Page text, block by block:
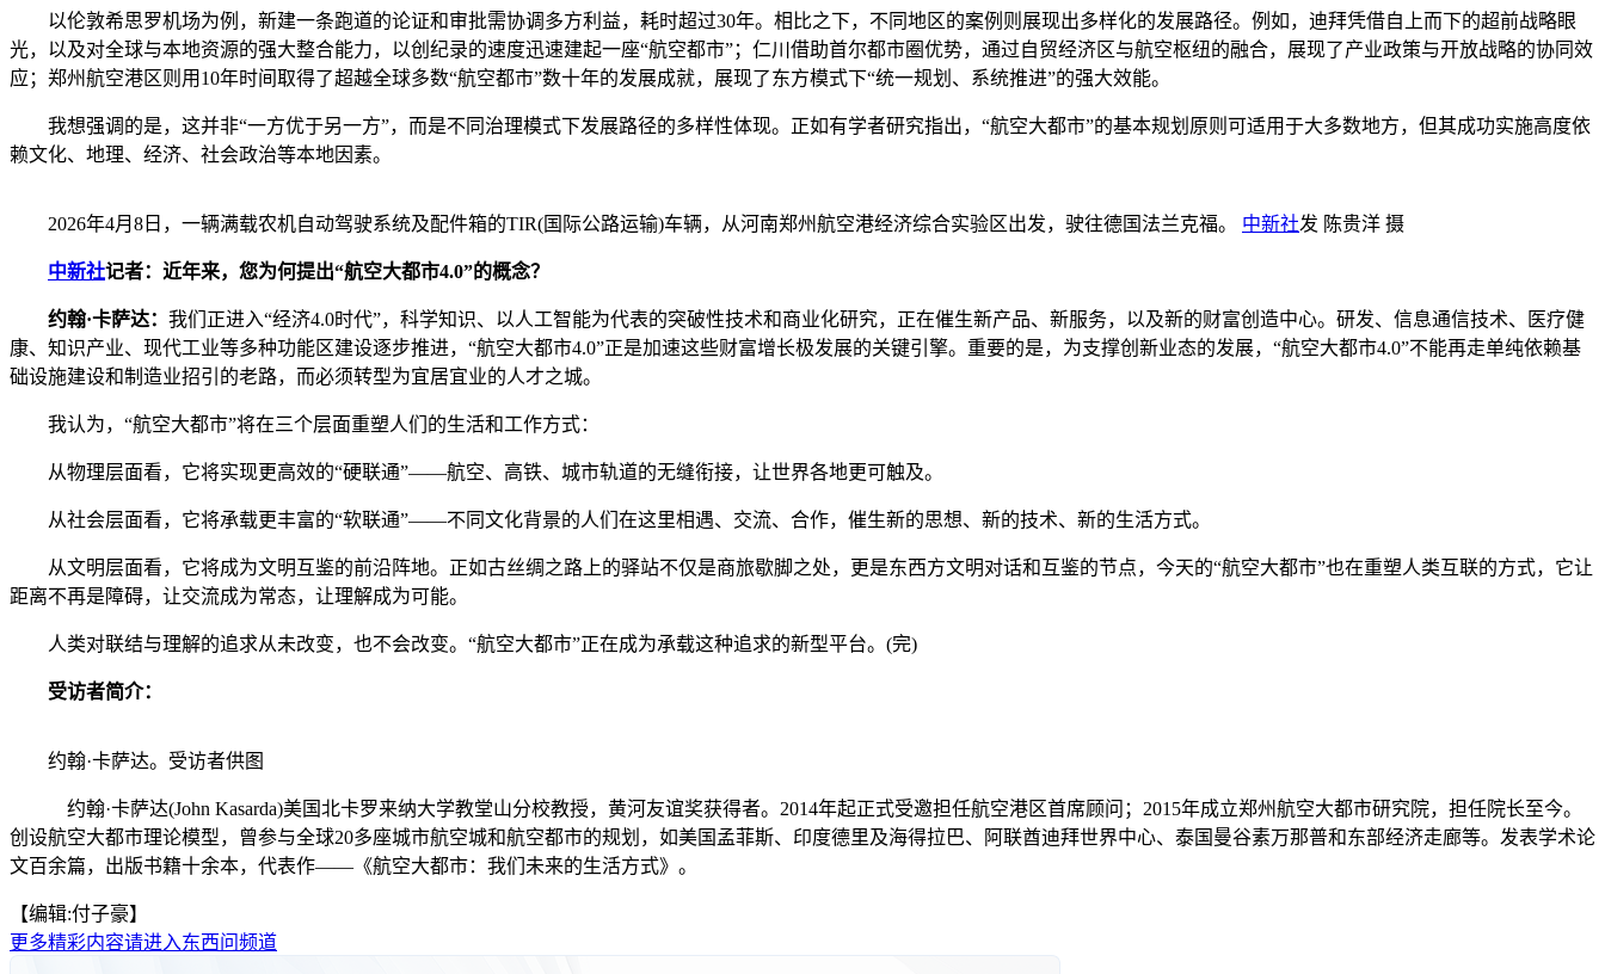
以伦敦希思罗机场为例，新建一条跑道的论证和审批需协调多方利益，耗时超过30年。相比之下，不同地区的案例则展现出多样化的发展路径。例如，迪拜凭借自上而下的超前战略眼
光，以及对全球与本地资源的强大整合能力，以创纪录的速度迅速建起一座“航空都市”；仁川借助首尔都市圈优势，通过自贸经济区与航空枢纽的融合，展现了产业政策与开放战略的协同效
应；郑州航空港区则用10年时间取得了超越全球多数“航空都市”数十年的发展成就，展现了东方模式下“统一规划、系统推进”的强大效能。
我想强调的是，这并非“一方优于另一方”，而是不同治理模式下发展路径的多样性体现。正如有学者研究指出，“航空大都市”的基本规划原则可适用于大多数地方，但其成功实施高度依
赖文化、地理、经济、社会政治等本地因素。
2026年4月8日，一辆满载农机自动驾驶系统及配件箱的TIR(国际公路运输)车辆，从河南郑州航空港经济综合实验区出发，驶往德国法兰克福。 中新社发 陈贵洋 摄
中新社记者：近年来，您为何提出“航空大都市4.0”的概念？
约翰·卡萨达： 我们正进入“经济4.0时代”，科学知识、以人工智能为代表的突破性技术和商业化研究，正在催生新产品、新服务，以及新的财富创造中心。研发、信息通信技术、医疗健
康、知识产业、现代工业等多种功能区建设逐步推进，“航空大都市4.0”正是加速这些财富增长极发展的关键引擎。重要的是，为支撑创新业态的发展，“航空大都市4.0”不能再走单纯依赖基
础设施建设和制造业招引的老路，而必须转型为宜居宜业的人才之城。
我认为，“航空大都市”将在三个层面重塑人们的生活和工作方式：
从物理层面看，它将实现更高效的“硬联通”——航空、高铁、城市轨道的无缝衔接，让世界各地更可触及。
从社会层面看，它将承载更丰富的“软联通”——不同文化背景的人们在这里相遇、交流、合作，催生新的思想、新的技术、新的生活方式。
从文明层面看，它将成为文明互鉴的前沿阵地。正如古丝绸之路上的驿站不仅是商旅歇脚之处，更是东西方文明对话和互鉴的节点，今天的“航空大都市”也在重塑人类互联的方式，它让
距离不再是障碍，让交流成为常态，让理解成为可能。
人类对联结与理解的追求从未改变，也不会改变。“航空大都市”正在成为承载这种追求的新型平台。(完)
受访者简介：
约翰·卡萨达。受访者供图
约翰·卡萨达(John Kasarda)美国北卡罗来纳大学教堂山分校教授，黄河友谊奖获得者。2014年起正式受邀担任航空港区首席顾问；2015年成立郑州航空大都市研究院，担任院长至今。
创设航空大都市理论模型，曾参与全球20多座城市航空城和航空都市的规划，如美国孟菲斯、印度德里及海得拉巴、阿联酋迪拜世界中心、泰国曼谷素万那普和东部经济走廊等。发表学术论
文百余篇，出版书籍十余本，代表作——《航空大都市：我们未来的生活方式》。
【编辑:付子豪】
更多精彩内容请进入东西问频道